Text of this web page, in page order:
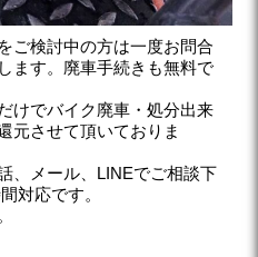
ご検討中の方は一度お問合
ます。廃車手続きも無料で
けでバイク廃車・処分出来
元させて頂いておりま
、メール、LINEでご相談下
対応です。